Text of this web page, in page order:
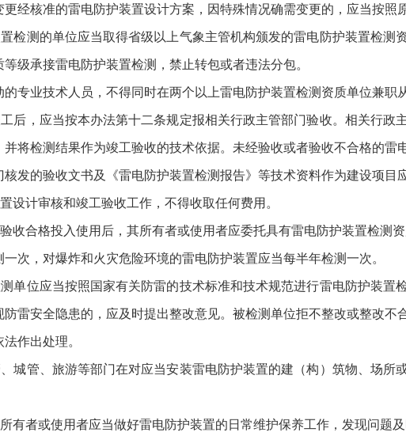
核准的雷电防护装置设计方案，因特殊情况确需变更的，应当按照原
测的单位应当取得省级以上气象主管机构颁发的雷电防护装置检测
级承接雷电防护装置检测，禁止转包或者违法分包。
业技术人员，不得同时在两个以上雷电防护装置检测资质单位兼职从
，应当按本办法第十二条规定报相关行政主管部门验收。相关行政
将检测结果作为竣工验收的技术依据。未经验收或者验收不合格的雷
的验收文书及《雷电防护装置检测报告》等技术资料作为建设项目
计审核和竣工验收工作，不得收取任何费用。
格投入使用后，其所有者或使用者应委托具有雷电防护装置检测资
，对爆炸和火灾危险环境的雷电防护装置应当每半年检测一次。
位应当按照国家有关防雷的技术标准和技术规范进行雷电防护装置
雷安全隐患的，应及时提出整改意见。被检测单位拒不整改或整改
作出处理。
管、旅游等部门在对应当安装雷电防护装置的建（构）筑物、场所
者或使用者应当做好雷电防护装置的日常维护保养工作，发现问题及